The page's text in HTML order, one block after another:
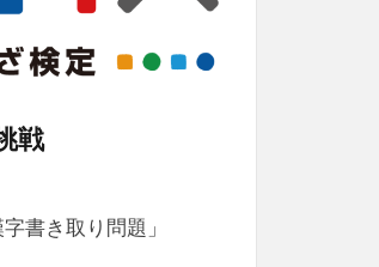
戦
書き取り問題」